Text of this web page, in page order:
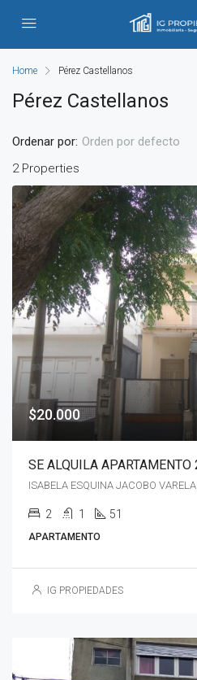
Home Pérez Castellanos
Pérez Castellanos
2 Properties
Ordenar por: Orden por defecto
$20.000
ISABELA ESQUINA JACOBO VARELA
2 1 51
APARTAMENTO
IG PROPIEDADES